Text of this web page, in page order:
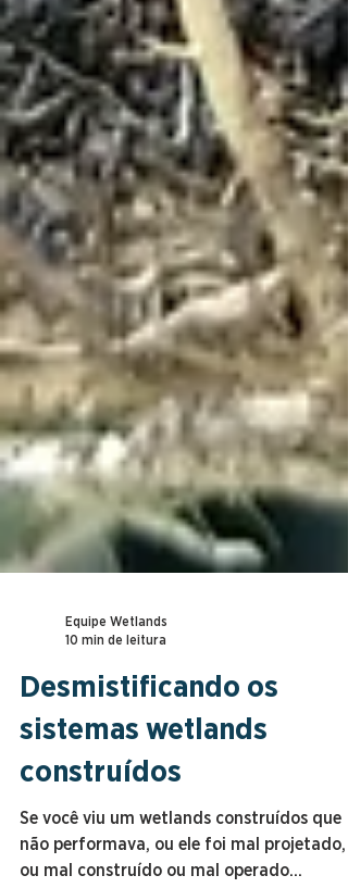
Equipe Wetlands
10 min de leitura
Desmistificando os
sistemas wetlands
construídos
Se você viu um wetlands construídos que